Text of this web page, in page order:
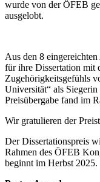
wurde von der ÖFEB
ausgelobt.
Aus den 8
für ihre Dissertation mit
Zugehörigkeitsgefühls
Universität“ als
Preisübergabe fand im
Wir gratulieren der
Der Dissertationspreis
Rahmen des ÖFEB
beginnt im Herbst 2025.